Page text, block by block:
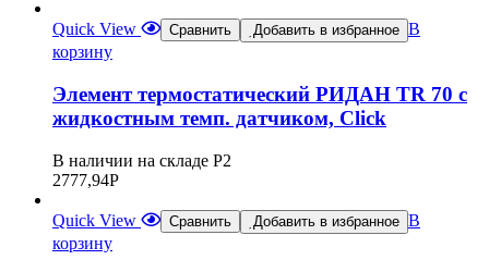
Quick View Сравнить Добавить в избранное В
корзину
Элемент термостатический РИДАН TR 70 с
жидкостным темп. датчиком, Click
В наличии на складе Р2
2777,94Р
Quick View Сравнить Добавить в избранное В
корзину